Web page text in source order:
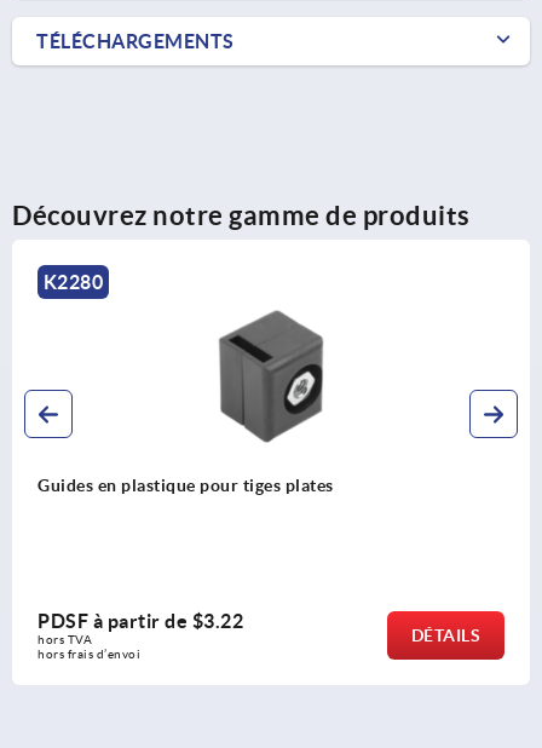
TÉLÉCHARGEMENTS
Découvrez notre gamme de produits
K2280
Guides en plastique pour tiges plates
PDSF à partir de $3.22
hors TVA
hors frais d’envoi
DÉTAILS